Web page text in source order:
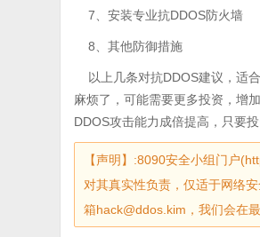
7、安装专业抗DDOS防火墙
8、其他防御措施
以上几条对抗DDOS建议，适
麻烦了，可能需要更多投资，增
DDOS攻击能力成倍提高，只要投
【声明】:8090安全小组门户
对其真实性负责，仅适于网络
箱hack@ddos.kim，我们会在